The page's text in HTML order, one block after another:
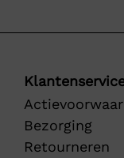
Bezorging
Retourneren